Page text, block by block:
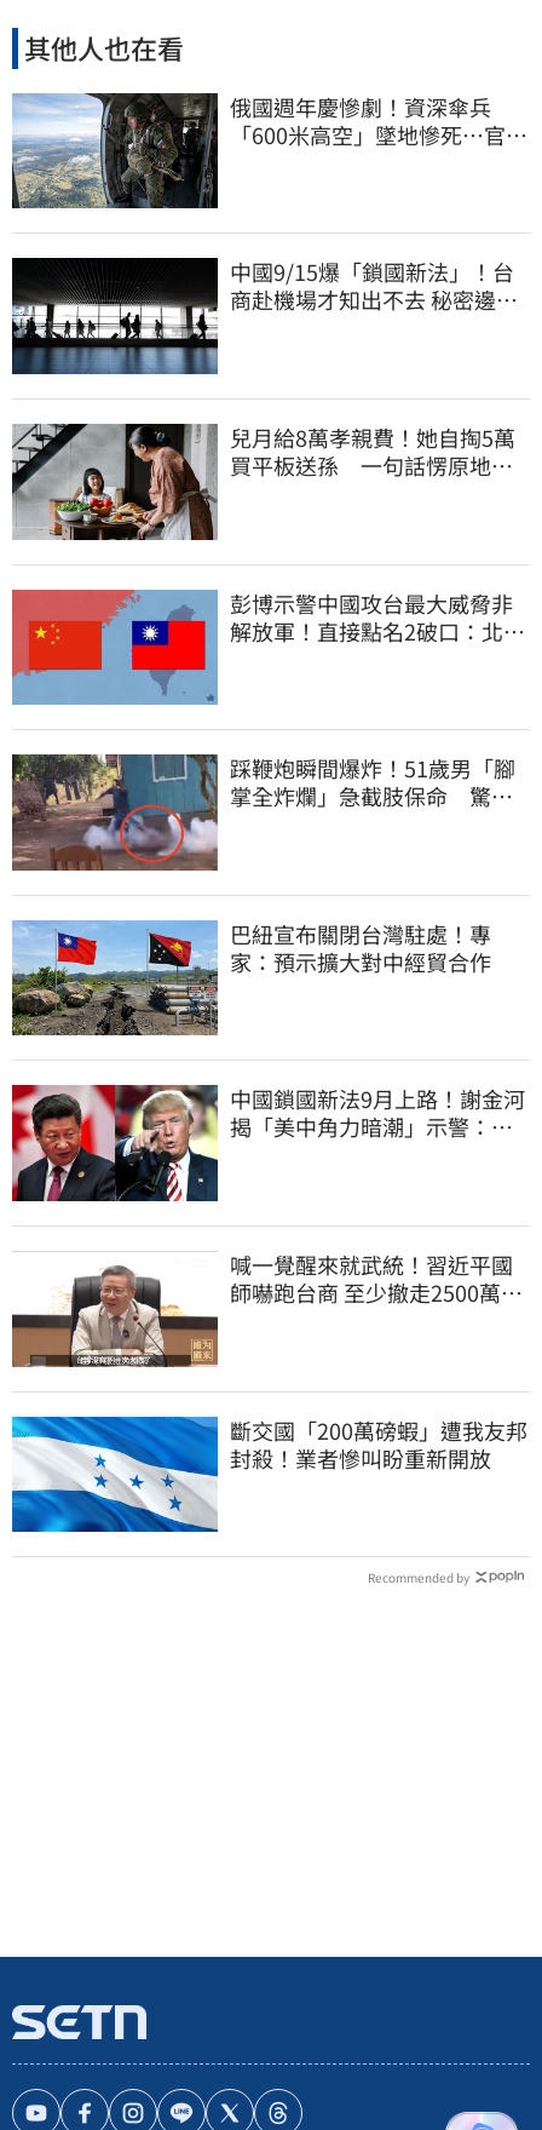
其他人也在看
俄國週年慶慘劇！資深傘兵
「600米高空」墜地慘死…官方
中國9/15爆「鎖國新法」！台
商赴機場才知出不去 秘密邊控
兒月給8萬孝親費！她自掏5萬
買平板送孫 一句話愣原地
彭博示警中國攻台最大威脅非
解放軍！直接點名2破口：北京
踩鞭炮瞬間爆炸！51歲男「腳
掌全炸爛」急截肢保命 驚悚
巴紐宣布關閉台灣駐處！專
家：預示擴大對中經貿合作
中國鎖國新法9月上路！謝金河
揭「美中角力暗潮」示警：台
喊一覺醒來就武統！習近平國
師嚇跑台商 至少撤走2500萬份
斷交國「200萬磅蝦」遭我友邦
封殺！業者慘叫盼重新開放
Recommended by